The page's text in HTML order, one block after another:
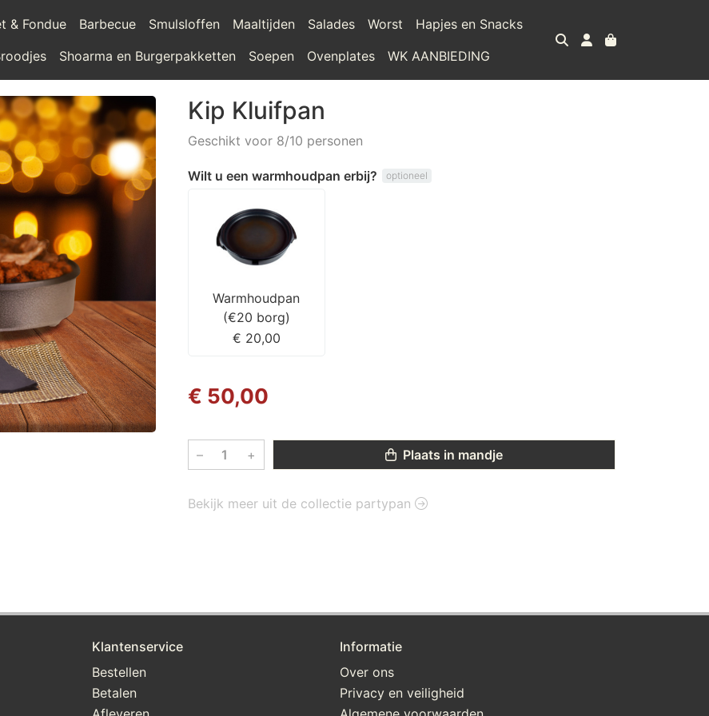
& Fondue Barbecue Smulsloffen Maaltijden Salades Worst
Hapjes en Snacks
Shoarma en Burgerpakketten Soepen Ovenplates WK AANBIEDING
Kip Kluifpan
Geschikt voor 8/10 personen
Wilt u een warmhoudpan erbij? optioneel
Warmhoudpan
(€20 borg)
€ 20,00
€ 50,00
– + Plaats in mandje
Bekijk meer uit de collectie partypan
Klantenservice
Bestellen
Betalen
Informatie
Over ons
Privacy en veiligheid